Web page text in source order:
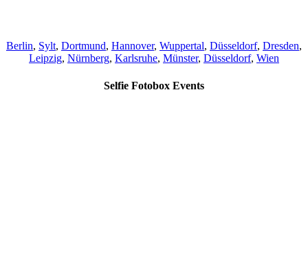
Berlin, Sylt, Dortmund, Hannover, Wuppertal, Düsseldorf, Dresden,
Leipzig, Nürnberg, Karlsruhe, Münster, Düsseldorf, Wien
Selfie Fotobox Events